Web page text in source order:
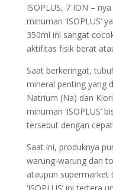
ISOPLUS, 7 ION –
minuman ‘ISOPLUS’
350ml ini sangat
aktifitas fisik berat
Saat berkeringat,
mineral penting yang
Natrium (Na) dan
minuman ‘ISOPLUS’
tersebut dengan cepat
Saat ini, produknya
warung-warung dan
ataupun supermarket